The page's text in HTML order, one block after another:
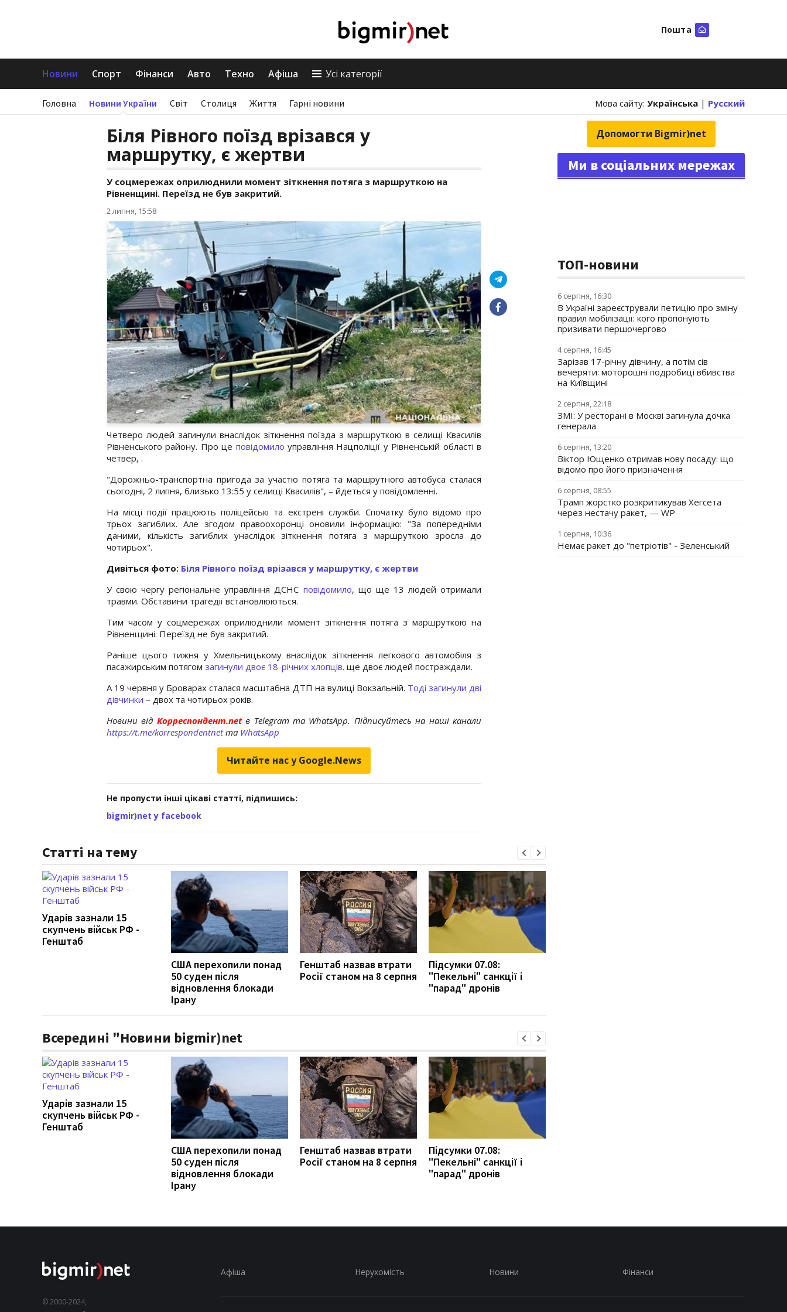
Пошта
Новини Спорт Фінанси Авто Техно Афіша Усі категорії
Головна Новини України Світ Столиця Життя Гарні новини Мова сайту: Українська | Русский
Біля Рівного поїзд врізався у
маршрутку, є жертви
У соцмережах оприлюднили момент зіткнення потяга з маршруткою на
Рівненщині. Переїзд не був закритий.
2 липня, 15:58
Четверо людей загинули внаслідок зіткнення поїзда з маршруткою в селищі Квасилів
Рівненського району. Про це повідомило управління Нацполіції у Рівненській області в
четвер, .
"Дорожньо-транспортна пригода за участю потяга та маршрутного автобуса сталася
сьогодні, 2 липня, близько 13:55 у селищі Квасилів", – йдеться у повідомленні.
На місці події працюють поліцейські та екстрені служби. Спочатку було відомо про
трьох загиблих. Але згодом правоохоронці оновили інформацію: "За попередніми
даними, кількість загиблих унаслідок зіткнення потяга з маршруткою зросла до
чотирьох".
Дивіться фото: Біля Рівного поїзд врізався у маршрутку, є жертви
У свою чергу регіональне управління ДСНС повідомило, що ще 13 людей отримали
травми. Обставини трагедії встановлюються.
Тим часом у соцмережах оприлюднили момент зіткнення потяга з маршруткою на
Рівненщині. Переїзд не був закритий.
Раніше цього тижня у Хмельницькому внаслідок зіткнення легкового автомобіля з
пасажирським потягом загинули двоє 18-річних хлопців. ще двоє людей постраждали.
А 19 червня у Броварах сталася масштабна ДТП на вулиці Вокзальній. Тоді загинули дві
дівчинки – двох та чотирьох років.
Новини від Корреспондент.netв Telegram та WhatsApp. Підписуйтесь на наші канали
https://t.me/korrespondentnetта WhatsApp
Читайте нас у Google.News
Не пропусти інші цікаві статті, підпишись:
bigmir)net у facebook
Статті на тему
Ударів зазнали 15
скупчень військ РФ -
Генштаб
США перехопили понад
50 суден після
відновлення блокади
Ірану
Генштаб назвав втрати
Росії станом на 8 серпня
Підсумки 07.08:
"Пекельні" санкції і
"парад" дронів
Всередині "Новини bigmir)net
Ударів зазнали 15
скупчень військ РФ -
Генштаб
США перехопили понад
50 суден після
відновлення блокади
Ірану
Генштаб назвав втрати
Росії станом на 8 серпня
Підсумки 07.08:
"Пекельні" санкції і
"парад" дронів
Допомогти Bigmir)net
Ми в соціальних мережах
ТОП-новини
6 серпня, 16:30
В Україні зареєстрували петицію про зміну
правил мобілізації: кого пропонують
призивати першочергово
4 серпня, 16:45
Зарізав 17-річну дівчину, а потім сів
вечеряти: моторошні подробиці вбивства
на Київщині
2 серпня, 22:18
ЗМІ: У ресторані в Москві загинула дочка
генерала
6 серпня, 13:20
Віктор Ющенко отримав нову посаду: що
відомо про його призначення
6 серпня, 08:55
Трамп жорстко розкритикував Хегсета
через нестачу ракет, — WP
1 серпня, 10:36
Немає ракет до "петріотів" - Зеленський
© 2000-2024,
Афіша Нерухомість Новини Фінанси